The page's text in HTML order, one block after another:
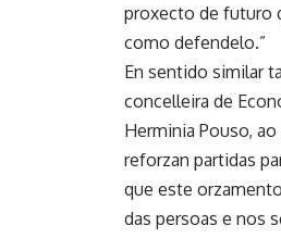
proxecto de futuro
como defendelo.”
En sentido similar
concelleira de
Herminia Pouso,
reforzan partidas
que este
das persoas e nos